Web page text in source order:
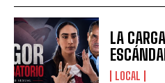
LA
LOCAL